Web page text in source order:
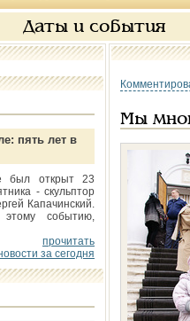
Даты и события
пять лет в
был открыт 23
- скульптор
Капачинский.
событию,
прочитать
за сегодня
Мы